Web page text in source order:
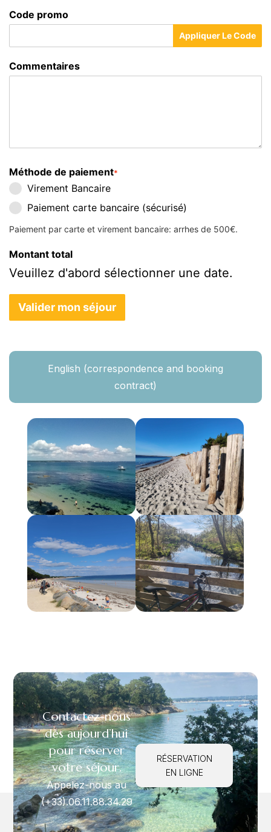
English (correspondence and booking
contract)
Code promo
Appliquer Le Code
Commentaires
Méthode de paiement*
Virement Bancaire
Paiement carte bancaire (sécurisé)
Paiement par carte et virement bancaire: arrhes de 500€.
Montant total
Veuillez d'abord sélectionner une date.
Valider mon séjour
Contactez-nous
dès aujourd’hui
pour réserver
votre séjour.
Appelez-nous au
(+33).06.11.88.34.29
RÉSERVATION
EN LIGNE